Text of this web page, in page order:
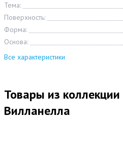
Тема:
Поверхность:
Форма:
Основа:
Все характеристики
Товары из
Вилланелла